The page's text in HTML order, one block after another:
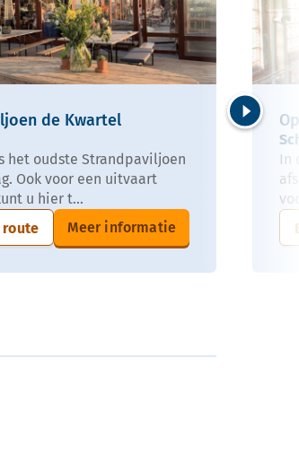
de Kwartel
het oudste Strandpaviljoen
Ook voor een uitvaart
u hier t...
Meer informatie
In
Volgende